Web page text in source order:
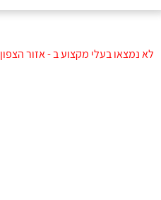
לא נמצאו בעלי מקצוע ב - אזור הצפון